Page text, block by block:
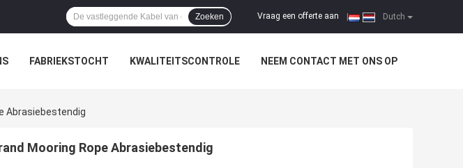
Dutch
Vraag een offerte aan
Zoeken
FABRIEKSTOCHT KWALITEITSCONTROLE NEEM CONTACT MET ONS OP
Abrasiebestendig
Mooring Rope Abrasiebestendig